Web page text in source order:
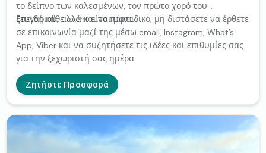
το δείπνο των καλεσμένων, τον πρώτο χορό του
ζευγαριού, αλλά και το πάρτι.
Επειδή κάθε event είναι μοναδικό, μη διστάσετε να έρθετε
σε επικοινωνία μαζί της μέσω email, Instagram, What’s
App, Viber και να συζητήσετε τις ιδέες και επιθυμίες σας
για την ξεχωριστή σας ημέρα.
Ζητήστε Προσφορά